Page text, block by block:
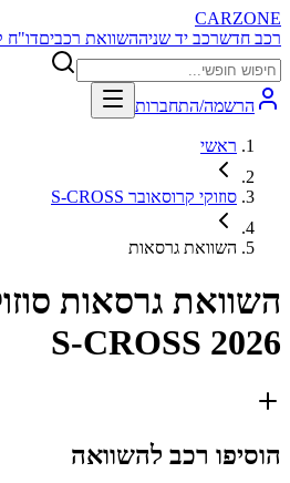
CARZONE
רכב חדשרכב יד שניההשוואת רכביםדו"ח
הרשמה/התחברות
ראשי
סוזוקי קרוסאובר S-CROSS
השוואת גרסאות
השוואת גרסאות
S-CROSS 2026
הוסיפו רכב להשוואה